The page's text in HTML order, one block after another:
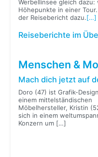
Werbellinsee gleich dazu:
Höhepunkte in einer
der Reisebericht dazu.[…]
Reiseberichte im
Menschen &
Mach dich jetzt auf
Doro (47) ist Grafik-
einem mittelständischen
Möbelhersteller, Kristin
sich in einem
Konzern um […]